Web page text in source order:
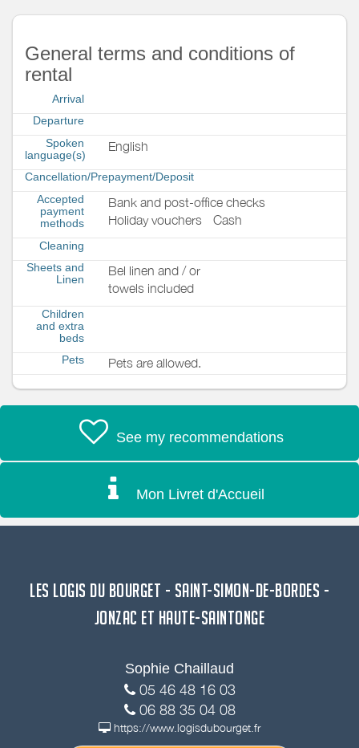
General terms and conditions of
rental
Arrival
Departure
Spoken
language(s)
English
Cancellation/Prepayment/Deposit
Accepted
payment
methods
Bank and post-office checks
Holiday vouchers
Cash
Cleaning
Sheets and
Linen
Bel linen and / or
towels included
Children
and extra
beds
Pets
Pets are allowed.
See my recommendations
Mon Livret d'Accueil
LES LOGIS DU BOURGET - SAINT-SIMON-DE-BORDES -
JONZAC ET HAUTE-SAINTONGE
Sophie Chaillaud
05 46 48 16 03
06 88 35 04 08
https://www.logisdubourget.fr